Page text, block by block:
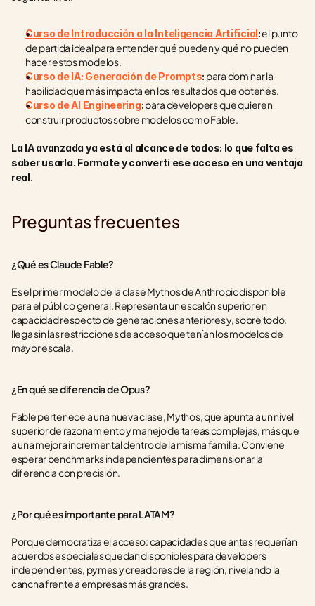
Curso de Introducción a la Inteligencia Artificial: el punto
de partida ideal para entender qué pueden y qué no pueden
hacer estos modelos.
Curso de IA: Generación de Prompts: para dominar la
habilidad que más impacta en los resultados que obtenés.
Curso de AI Engineering: para developers que quieren
construir productos sobre modelos como Fable.
La IA avanzada ya está al alcance de todos: lo que falta es
saber usarla. Formate y convertí ese acceso en una ventaja
real.
Preguntas frecuentes
¿Qué es Claude Fable?
Es el primer modelo de la clase Mythos de Anthropic disponible
para el público general. Representa un escalón superior en
capacidad respecto de generaciones anteriores y, sobre todo,
llega sin las restricciones de acceso que tenían los modelos de
mayor escala.
¿En qué se diferencia de Opus?
Fable pertenece a una nueva clase, Mythos, que apunta a un nivel
superior de razonamiento y manejo de tareas complejas, más que
a una mejora incremental dentro de la misma familia. Conviene
esperar benchmarks independientes para dimensionar la
diferencia con precisión.
¿Por qué es importante para LATAM?
Porque democratiza el acceso: capacidades que antes requerían
acuerdos especiales quedan disponibles para developers
independientes, pymes y creadores de la región, nivelando la
cancha frente a empresas más grandes.